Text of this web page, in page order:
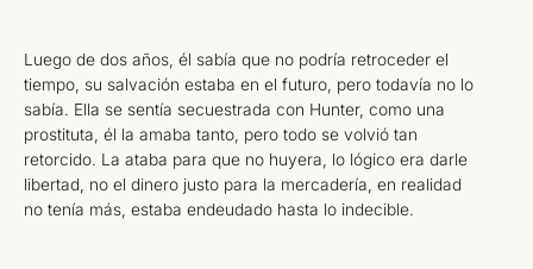
Luego de dos años, él sabía que no podría retroceder el
tiempo, su salvación estaba en el futuro, pero todavía no lo
sabía. Ella se sentía secuestrada con Hunter, como una
prostituta, él la amaba tanto, pero todo se volvió tan
retorcido. La ataba para que no huyera, lo lógico era darle
libertad, no el dinero justo para la mercadería, en realidad
no tenía más, estaba endeudado hasta lo indecible.